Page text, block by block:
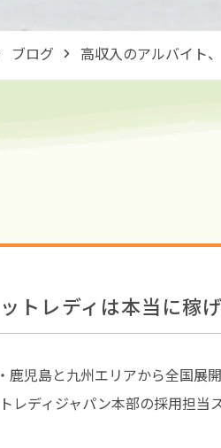
ブログ 高収入のアルバイト
トレディは本当に稼
児島と九州エリアから全国展
レディジャパン本部の採用担当